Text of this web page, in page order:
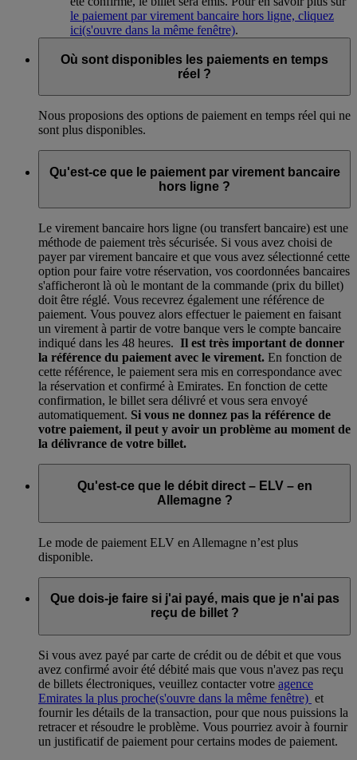
le paiement par virement bancaire hors ligne, cliquez
ici(s'ouvre dans la même fenêtre).
Où sont disponibles les paiements en temps
réel ?
Nous proposions des options de paiement en temps réel qui ne
sont plus disponibles.
Qu'est-ce que le paiement par virement bancaire
hors ligne ?
Le virement bancaire hors ligne (ou transfert bancaire) est une
méthode de paiement très sécurisée. Si vous avez choisi de
payer par virement bancaire et que vous avez sélectionné cette
option pour faire votre réservation, vos coordonnées bancaires
s'afficheront là où le montant de la commande (prix du billet)
doit être réglé. Vous recevrez également une référence de
paiement. Vous pouvez alors effectuer le paiement en faisant
un virement à partir de votre banque vers le compte bancaire
indiqué dans les 48 heures. Il est très important de donner
la référence du paiement avec le virement. En fonction de
cette référence, le paiement sera mis en correspondance avec
la réservation et confirmé à Emirates. En fonction de cette
confirmation, le billet sera délivré et vous sera envoyé
automatiquement. Si vous ne donnez pas la référence de
votre paiement, il peut y avoir un problème au moment de
la délivrance de votre billet.
Qu'est-ce que le débit direct – ELV – en
Allemagne ?
Le mode de paiement ELV en Allemagne n’est plus
disponible.
Que dois-je faire si j'ai payé, mais que je n'ai pas
reçu de billet ?
Si vous avez payé par carte de crédit ou de débit et que vous
avez confirmé avoir été débité mais que vous n'avez pas reçu
de billets électroniques, veuillez contacter votre agence
Emirates la plus proche(s'ouvre dans la même fenêtre) et
fournir les détails de la transaction, pour que nous puissions la
retracer et résoudre le problème. Vous pourriez avoir à fournir
un justificatif de paiement pour certains modes de paiement.